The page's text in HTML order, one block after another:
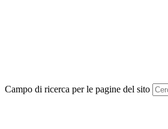
Campo di ricerca per le pagine del sito